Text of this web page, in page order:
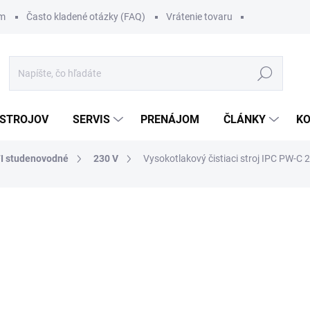
Často kladené otázky (FAQ) Vrátenie tovaru
Hľadať
SERVIS PRENÁJOM ČLÁNKY
studenovodné 230 V Vysokotlakový čistiaci stroj IPC PW-C